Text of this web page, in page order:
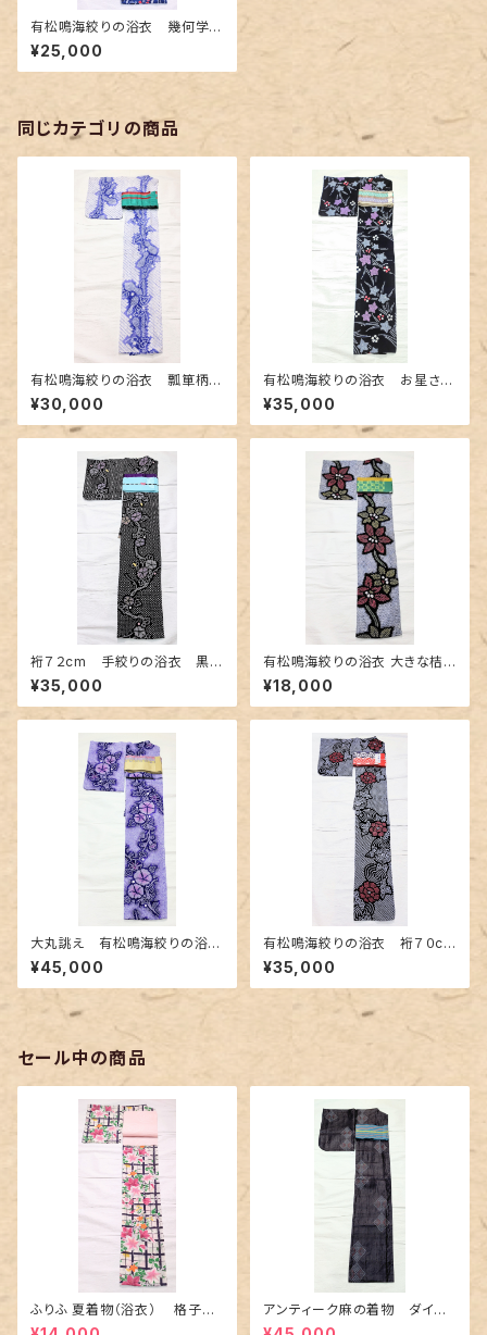
有松鳴海絞りの浴衣 幾何学柄
にお花
¥25,000
同じカテゴリの商品
有松鳴海絞りの浴衣 瓢箪柄
白地に明るい紫色
¥30,000
有松鳴海絞りの浴衣 お星さま
のような桔梗柄
¥35,000
裄７２cm 手絞りの浴衣 黒地
に朝顔柄
¥35,000
有松鳴海絞りの浴衣 大きな桔
梗柄
¥18,000
大丸誂え 有松鳴海絞りの浴
衣 紫色の濃淡に朝顔柄
¥45,000
有松鳴海絞りの浴衣 裄７０cm
濃紺地に赤色の牡丹柄
¥35,000
セール中の商品
ふりふ 夏着物（浴衣） 格子に
百合や秋草花
アンティーク麻の着物 ダイヤ
に市松柄の上布